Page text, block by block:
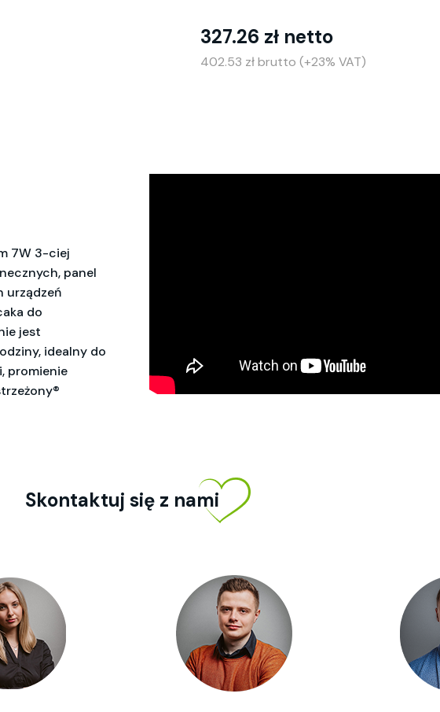
327.26 zł netto
402.53 zł brutto (+23% VAT)
7W 3-ciej
panel
urządzeń
do
jest
idealny do
promienie
Skontaktuj się z nami